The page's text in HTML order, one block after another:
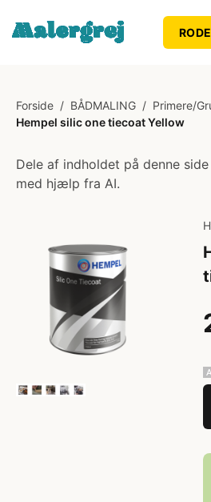
Forside / BÅDMALING / Primere/
Hempel silic one tiecoat Yellow
Dele af indholdet på denne
med hjælp fra AI.